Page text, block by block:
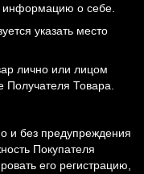
о себе.
указать место
лично или лицом
Получателя Товара.
и без предупреждения
Покупателя
его регистрацию,